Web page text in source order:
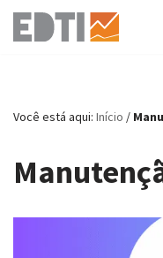
Pular
conteúdo
Você está aqui: Início /